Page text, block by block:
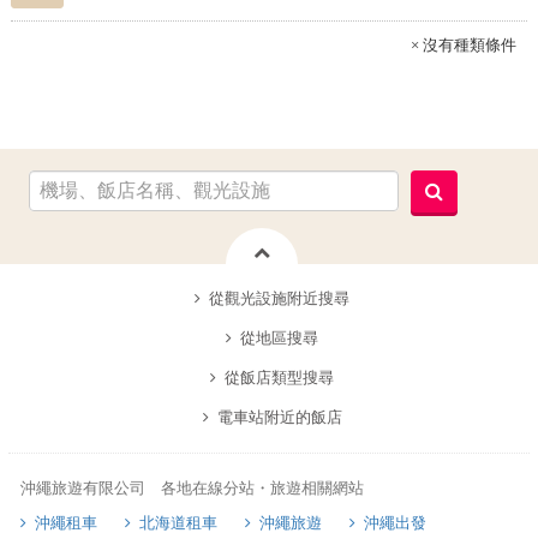
× 沒有種類條件
從觀光設施附近搜尋
從地區搜尋
從飯店類型搜尋
電車站附近的飯店
沖繩旅遊有限公司 各地在線分站・旅遊相關網站
沖繩租車
北海道租車 沖繩旅遊 沖繩出發